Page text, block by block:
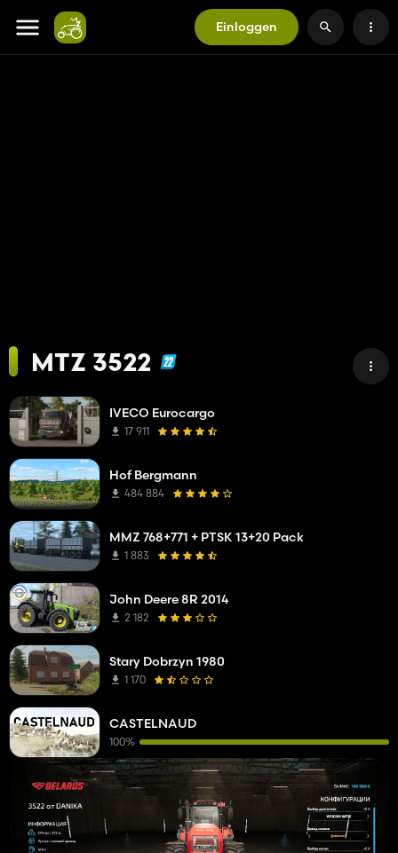
Einloggen
MTZ 3522
IVECO Eurocargo
17 911
Hof Bergmann
484 884
MMZ 768+771 + PTSK 13+20 Pack
1 883
John Deere 8R 2014
2 182
Stary Dobrzyn 1980
1 170
CASTELNAUD
100%